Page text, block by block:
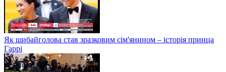
Як шибайголова став зразковим сім'янином – історія принца
Гаррі